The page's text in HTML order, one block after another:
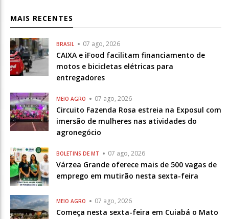
MAIS RECENTES
BRASIL 07 ago, 2026
CAIXA e iFood facilitam financiamento de
motos e bicicletas elétricas para
entregadores
MEIO AGRO 07 ago, 2026
Circuito Fazenda Rosa estreia na Exposul com
imersão de mulheres nas atividades do
agronegócio
BOLETINS DE MT 07 ago, 2026
Várzea Grande oferece mais de 500 vagas de
emprego em mutirão nesta sexta-feira
MEIO AGRO 07 ago, 2026
Começa nesta sexta-feira em Cuiabá o Mato